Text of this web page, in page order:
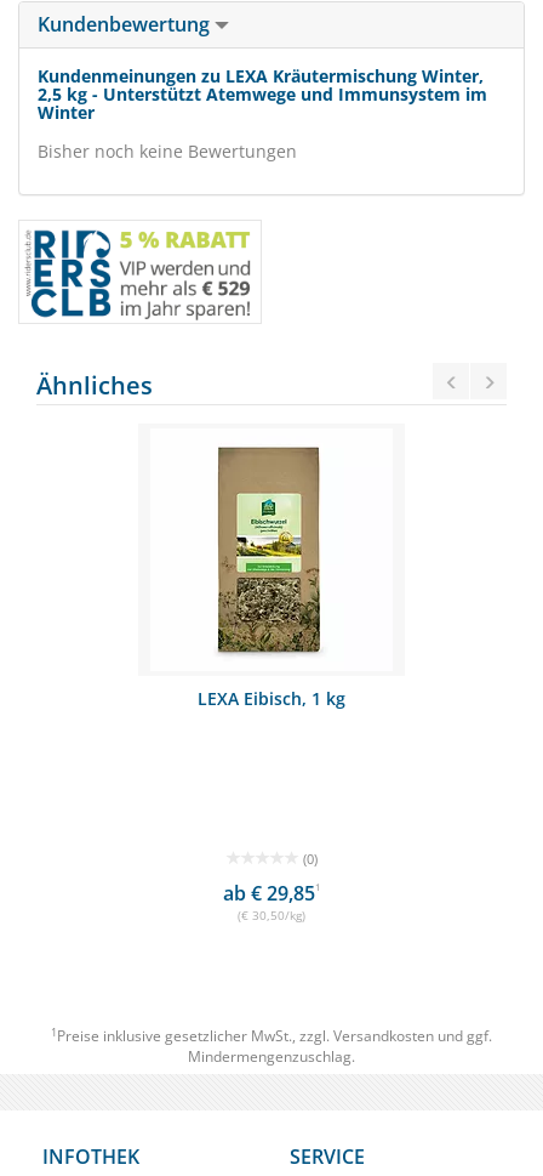
Kundenbewertung
Kundenmeinungen zu LEXA Kräutermischung Winter,
2,5 kg - Unterstützt Atemwege und Immunsystem im
Winter
Bisher noch keine Bewertungen
Ähnliches
LEXA Eibisch, 1 kg
(0)
ab € 29,851
(€ 30,50/kg)
1 Preise inklusive gesetzlicher MwSt., zzgl. Versandkosten und ggf.
Mindermengenzuschlag.
INFOTHEK SERVICE